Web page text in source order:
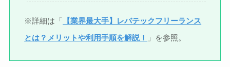
※詳細は「 【業界最大手】レバテックフリーランス
とは？メリットや利用手順を解説！
」を参照。